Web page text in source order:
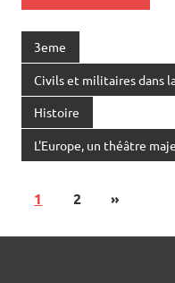
3eme
Civils et militaires dans
Histoire
L'Europe, un théâtre
1 2 »